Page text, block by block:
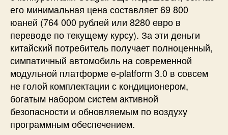
его минимальная цена составляет 69 800
юаней (764 000 рублей или 8280 евро в
переводе по текущему курсу). За эти деньги
китайский потребитель получает полноценный,
симпатичный автомобиль на современной
модульной платформе e-platform 3.0 в совсем
не голой комплектации с кондиционером,
богатым набором систем активной
безопасности и обновляемым по воздуху
программным обеспечением.